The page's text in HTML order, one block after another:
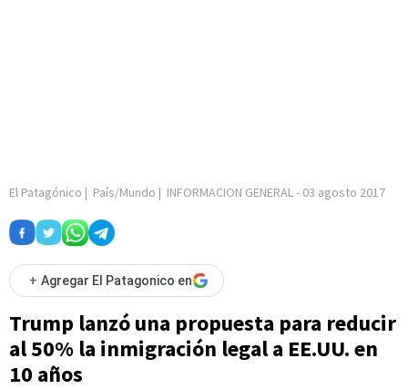
El Patagónico | País/Mundo | INFORMACION GENERAL- 03 agosto 2017
+ Agregar El Patagonico en
Trump lanzó una propuesta para reducir
al 50% la inmigración legal a EE.UU. en
10 años